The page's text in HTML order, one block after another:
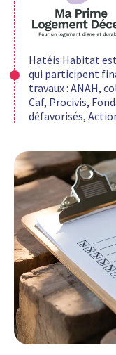
Hatéis Habitat
qui participent
travaux : ANAH,
Caf, Procivis,
défavorisés,